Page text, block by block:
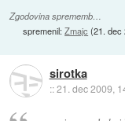
Zgodovina sprememb…
spremenil:Zmajc (21. dec
sirotka
::21. dec 2009,